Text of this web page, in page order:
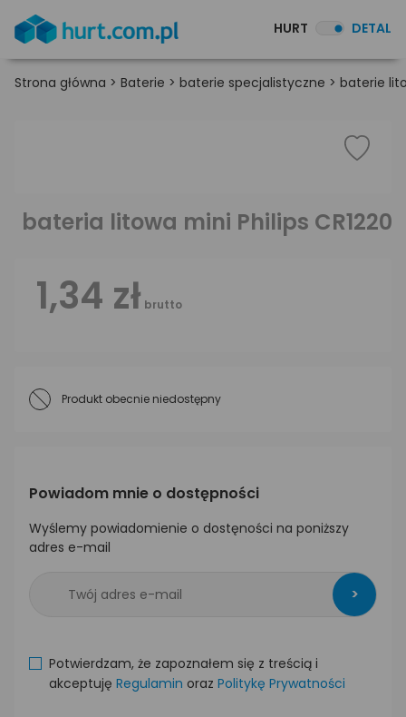
HURT DETAL
Strona główna > Baterie > baterie specjalistyczne > baterie
bateria litowa mini Philips CR1220
1,34 zł brutto
Produkt obecnie niedostępny
Powiadom mnie o dostępności
Wyślemy powiadomienie o dostęności na poniższy
adres e-mail
>
Potwierdzam, że zapoznałem się z treścią i
akceptuję Regulamin oraz Politykę Prywatności